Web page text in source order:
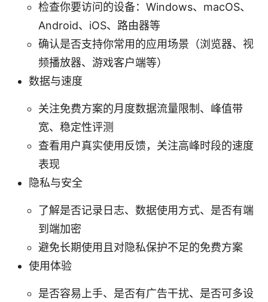
检查你要访问的设备：Windows、macOS、
Android、iOS、路由器等
确认是否支持你常用的应用场景（浏览器、视
频播放器、游戏客户端等）
数据与速度
关注免费方案的月度数据流量限制、峰值带
宽、稳定性评测
查看用户真实使用反馈，关注高峰时段的速度
表现
隐私与安全
了解是否记录日志、数据使用方式、是否有端
到端加密
避免长期使用且对隐私保护不足的免费方案
使用体验
是否容易上手、是否有广告干扰、是否可多设